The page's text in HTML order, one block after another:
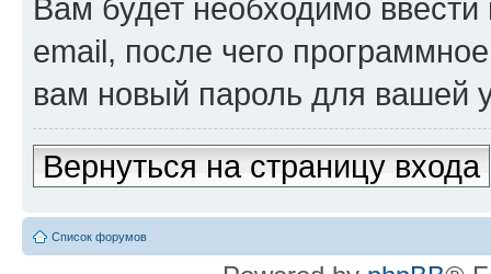
Вам будет необходимо
email, после чего
вам новый пароль для вашей
Вернуться на страницу входа
Список форумов